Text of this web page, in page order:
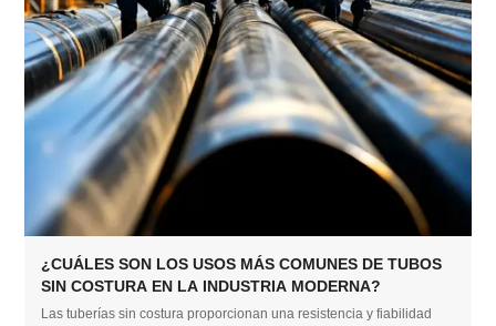
¿CUÁLES SON LOS USOS MÁS COMUNES DE TUBOS
SIN COSTURA EN LA INDUSTRIA MODERNA?
Las tuberías sin costura proporcionan una resistencia y fiabilidad